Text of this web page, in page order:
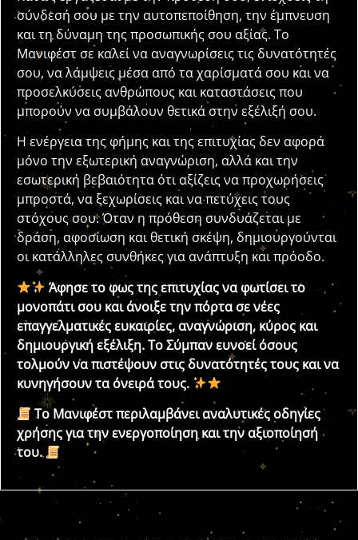
σύνδεσή σου με την αυτοπεποίθηση, την έμπνευση
και τη δύναμη της προσωπικής σου αξίας. Το
Μανιφέστ σε καλεί να αναγνωρίσεις τις δυνατότητές
σου, να λάμψεις μέσα από τα χαρίσματά σου και να
προσελκύσεις ανθρώπους και καταστάσεις που
μπορούν να συμβάλουν θετικά στην εξέλιξή σου.
Η ενέργεια της φήμης και της επιτυχίας δεν αφορά
μόνο την εξωτερική αναγνώριση, αλλά και την
εσωτερική βεβαιότητα ότι αξίζεις να προχωρήσεις
μπροστά, να ξεχωρίσεις και να πετύχεις τους
στόχους σου. Όταν η πρόθεση συνδυάζεται με
δράση, αφοσίωση και θετική σκέψη, δημιουργούνται
οι κατάλληλες συνθήκες για ανάπτυξη και πρόοδο.
Άφησε το φως της επιτυχίας να φωτίσει το
μονοπάτι σου και άνοιξε την πόρτα σε νέες
επαγγελματικές ευκαιρίες, αναγνώριση, κύρος και
δημιουργική εξέλιξη. Το Σύμπαν ευνοεί όσους
τολμούν να πιστέψουν στις δυνατότητές τους και να
κυνηγήσουν τα όνειρά τους.
Το Μανιφέστ περιλαμβάνει αναλυτικές οδηγίες
χρήσης για την ενεργοποίηση και την αξιοποίησή
του.